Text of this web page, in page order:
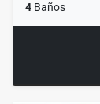
4 Baños